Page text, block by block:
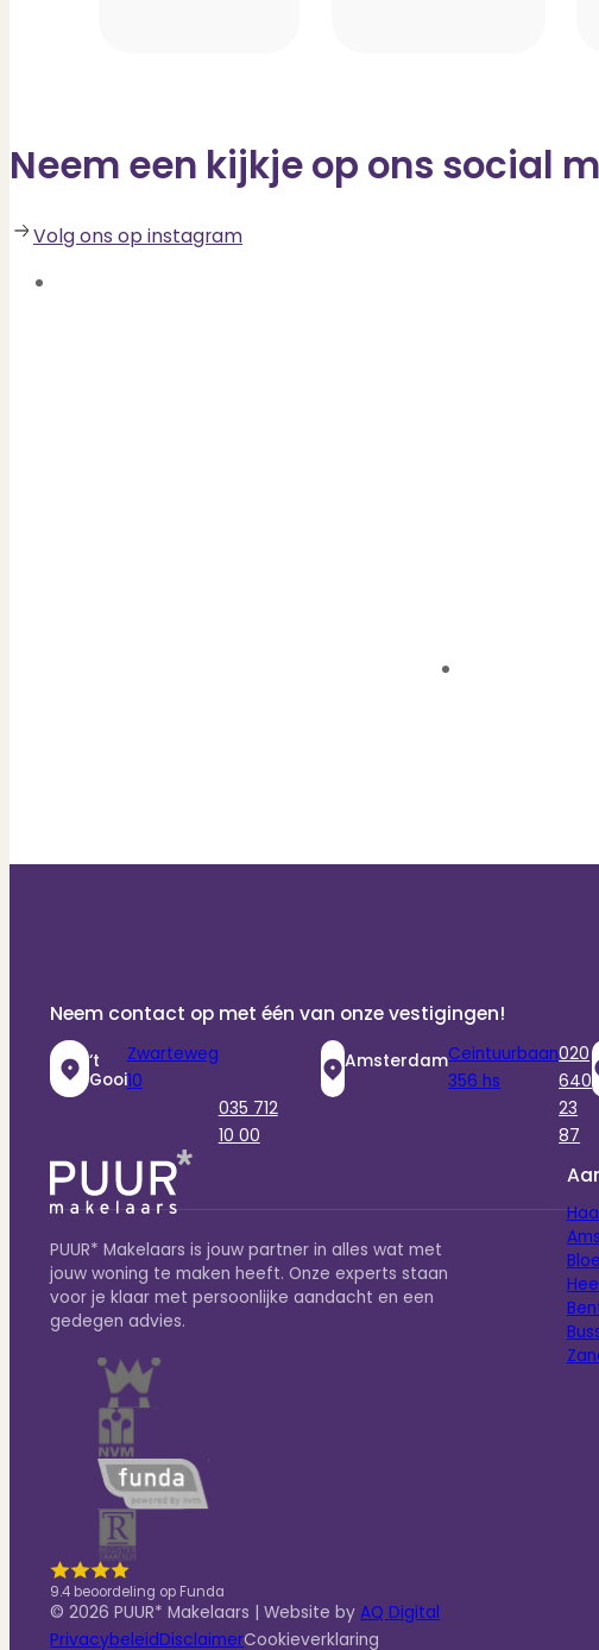
Neem een kijkje op ons social
Volg ons op instagram
Neem contact op met één van onze vestigingen!
‘t
Gooi
Zwarteweg
10
035 712
10 00
AmsterdamCeintuurbaan
356 hs
020
640
23
87
PUUR* Makelaars is jouw partner in alles wat met
jouw woning te maken heeft. Onze experts staan
voor je klaar met persoonlijke aandacht en een
gedegen advies.
9.4 beoordeling op Funda
© 2026 PUUR* Makelaars | Website byAQ Digital
PrivacybeleidDisclaimerCookieverklaring